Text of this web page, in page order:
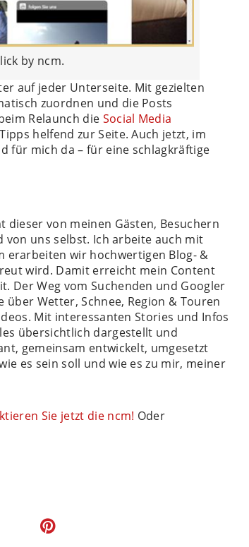
by ncm.
auf jeder Unterseite. Mit gezielten
zuordnen und die Posts
Relaunch die Social Media
helfend zur Seite. Auch jetzt, im
für mich da – für eine schlagkräftige
dieser von meinen Gästen, Besuchern
von uns selbst. Ich arbeite auch mit
erarbeiten wir hochwertigen Blog- &
wird. Damit erreicht mein Content
Der Weg vom Suchenden und Googler
über Wetter, Schnee, Region & Touren
Mit interessanten Stories und Infos
übersichtlich dargestellt und
gemeinsam entwickelt, umgesetzt
es sein soll und wie es zu mir, meiner
Sie jetzt die ncm! Oder